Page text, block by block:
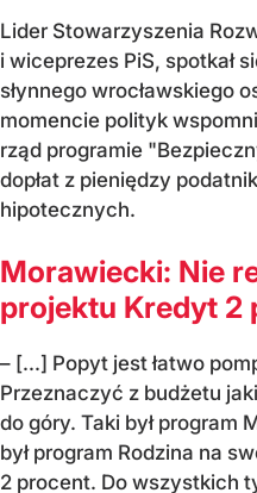
Lider Stowarzyszenia
i wiceprezes PiS, spotkał
słynnego wrocławskiego
momencie polityk
rząd programie
dopłat z pieniędzy
hipotecznych.
Morawiecki: Nie
projektu Kredyt 2
– [...] Popyt jest łatwo
Przeznaczyć z budżetu
do góry. Taki był program
był program Rodzina na
2 procent. Do wszystkich